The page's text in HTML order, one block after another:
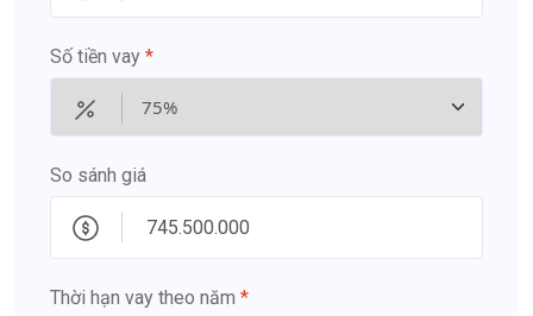
Số tiền vay *
So sánh giá
Thời hạn vay theo năm *